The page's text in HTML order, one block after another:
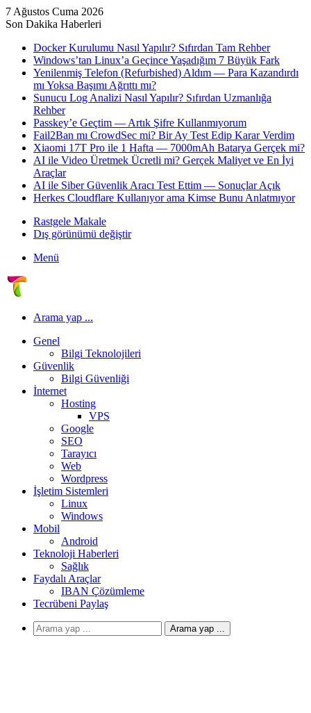
7 Ağustos Cuma 2026
Son Dakika Haberleri
Docker Kurulumu Nasıl Yapılır? Sıfırdan Tam Rehber
Windows’tan Linux’a Geçince Yaşadığım 7 Büyük Fark
Yenilenmiş Telefon (Refurbished) Aldım — Para Kazandırdı
mı Yoksa Başımı Ağrıttı mı?
Sunucu Log Analizi Nasıl Yapılır? Sıfırdan Uzmanlığa
Rehber
Passkey’e Geçtim — Artık Şifre Kullanmıyorum
Fail2Ban mı CrowdSec mi? Bir Ay Test Edip Karar Verdim
Xiaomi 17T Pro ile 1 Hafta — 7000mAh Batarya Gerçek mi?
AI ile Video Üretmek Ücretli mi? Gerçek Maliyet ve En İyi
Araçlar
AI ile Siber Güvenlik Aracı Test Ettim — Sonuçlar Açık
Herkes Cloudflare Kullanıyor ama Kimse Bunu Anlatmıyor
Rastgele Makale
Dış görünümü değiştir
Menü
Arama yap ...
Genel
Bilgi Teknolojileri
Güvenlik
Bilgi Güvenliği
İnternet
Hosting
VPS
Google
SEO
Tarayıcı
Web
Wordpress
İşletim Sistemleri
Linux
Windows
Mobil
Android
Teknoloji Haberleri
Sağlık
Faydalı Araçlar
IBAN Çözümleme
Tecrübeni Paylaş
Arama yap ...